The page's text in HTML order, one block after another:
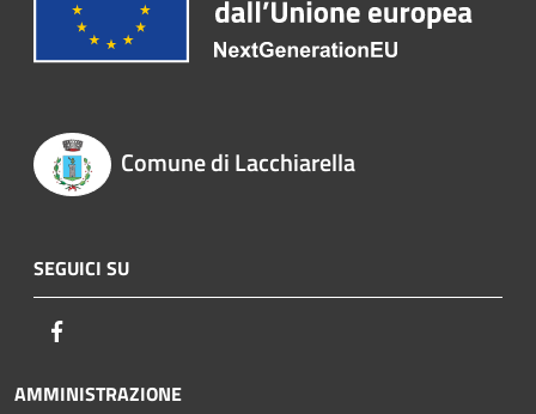
Comune di Lacchiarella
SEGUICI SU
AMMINISTRAZIONE